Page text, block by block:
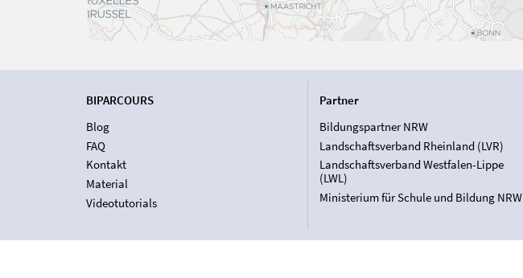
BIPARCOURS
Blog
FAQ
Kontakt
Material
Videotutorials
Partner
Bildungspartner NRW
Landschaftsverband Rheinland (LVR)
Landschaftsverband Westfalen-Lippe
(LWL)
Ministerium für Schule und Bildung NRW